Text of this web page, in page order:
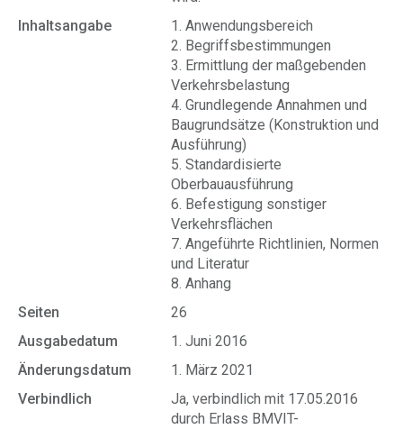
Inhaltsangabe
1. Anwendungsbereich
2. Begriffsbestimmungen
3. Ermittlung der maßgebenden
Verkehrsbelastung
4. Grundlegende Annahmen und
Baugrundsätze (Konstruktion und
Ausführung)
5. Standardisierte
Oberbauausführung
6. Befestigung sonstiger
Verkehrsflächen
7. Angeführte Richtlinien, Normen
und Literatur
8. Anhang
Seiten
26
Ausgabedatum
1. Juni 2016
Änderungsdatum
1. März 2021
Verbindlich
Ja, verbindlich mit 17.05.2016
durch Erlass BMVIT-